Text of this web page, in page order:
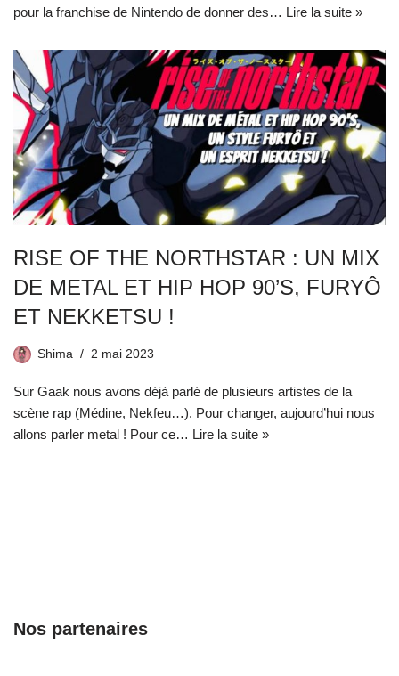
pour la franchise de Nintendo de donner des… Lire la suite »
RISE OF THE NORTHSTAR : UN MIX
DE METAL ET HIP HOP 90’S, FURYÔ
ET NEKKETSU !
Shima 2 mai 2023
Sur Gaak nous avons déjà parlé de plusieurs artistes de la
scène rap (Médine, Nekfeu…). Pour changer, aujourd’hui nous
allons parler metal ! Pour ce… Lire la suite »
Nos partenaires